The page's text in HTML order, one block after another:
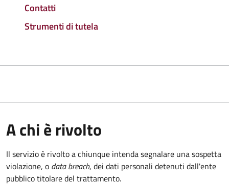
Contatti
Strumenti di tutela
A chi è rivolto
Il servizio è rivolto a chiunque intenda segnalare una sospetta
violazione, o data breach, dei dati personali detenuti dall'ente
pubblico titolare del trattamento.